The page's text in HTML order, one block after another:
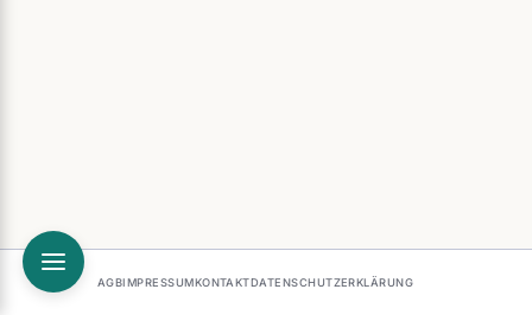
AGBIMPRESSUMKONTAKTDATENSCHUTZERKLÄRUNG